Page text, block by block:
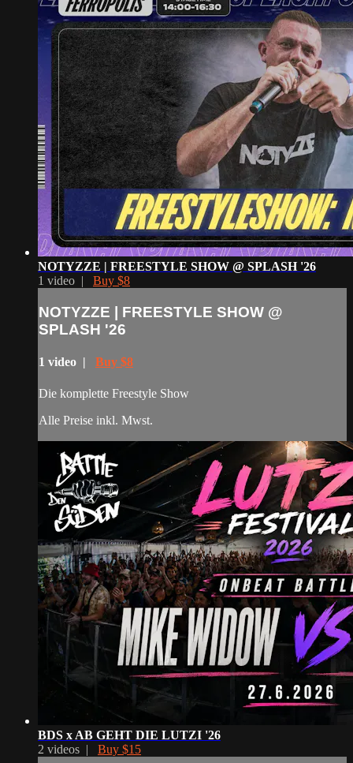
NOTYZZE | FREESTYLE SHOW @ SPLASH '26
1 video | Buy $8
NOTYZZE | FREESTYLE SHOW @
SPLASH '26
1 video | Buy $8
Die komplette Freestyle Show
Alle Preise inkl. Mwst.
BDS x AB GEHT DIE LUTZI '26
2 videos | Buy $15